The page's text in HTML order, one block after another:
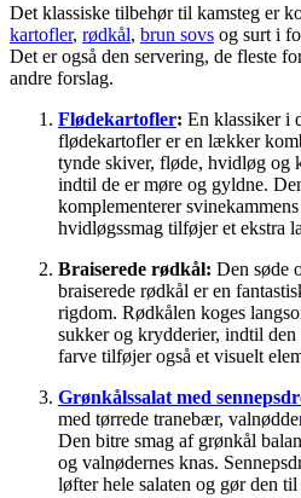
Det klassiske tilbehør til kamsteg er
kartofler, rødkål, brun sovs og surt i
Det er også den servering, de fleste
andre forslag.
Flødekartofler: En klassiker i
flødekartofler er en lækker
tynde skiver, fløde, hvidløg og
indtil de er møre og gyldne.
komplementerer
hvidløgssmag tilføjer et ekstra
Braiserede rødkål: Den søde
braiserede rødkål er en
rigdom. Rødkålen koges
sukker og krydderier, indtil
farve tilføjer også et visuelt
Grønkålssalat med
med tørrede tranebær,
Den bitre smag af grønkål
og valnødernes knas.
løfter hele salaten og gør den